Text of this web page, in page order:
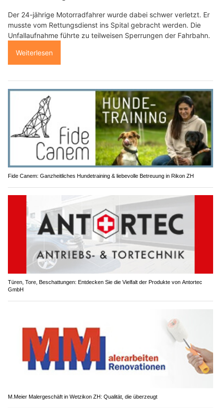
Am Samstagnachmittag (01.08.2026) ist es auf der
Hulfteggstrasse zu einer Kollision zwischen einem Motorrad
Der 24-jährige Motorradfahrer wurde dabei schwer verletzt. Er
musste vom Rettungsdienst ins Spital gebracht werden. Die
Unfallaufnahme führte zu teilweisen Sperrungen der Fahrbahn.
Weiterlesen
Fide Canem: Ganzheitliches Hundetraining & liebevolle Betreuung in Rikon ZH
Türen, Tore, Beschattungen: Entdecken Sie die Vielfalt der Produkte von Antortec